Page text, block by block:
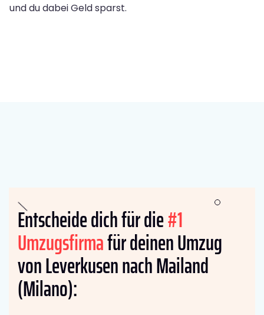
und du dabei Geld sparst.
Entscheide dich für die#1
Umzugsfirmafür deinen Umzug
von Leverkusen nach Mailand
(Milano):